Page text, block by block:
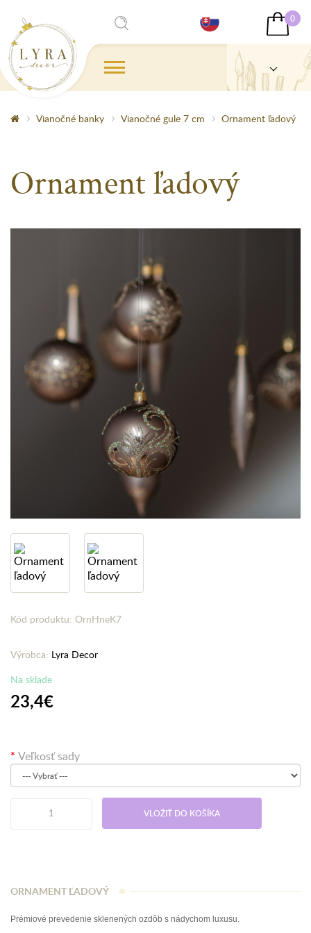
0
Vianočné banky Vianočné gule 7 cm Ornament ľadový
Ornament ľadový
Kód produktu: OrnHneK7
Výrobca: Lyra Decor
Na sklade
23,4€
Veľkosť sady
VLOŽIŤ DO KOŠÍKA
ORNAMENT ĽADOVÝ
Prémiové prevedenie sklenených ozdôb s nádychom luxusu.